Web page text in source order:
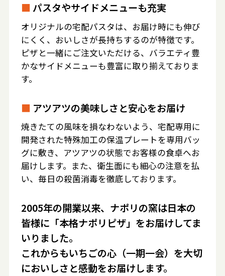
■ パスタやサイドメニューも充実
オリジナルの宅配パスタは、お届け時にも伸び
にくく、おいしさが長持ちするのが特徴です。
ピザと一緒にご注文いただける、バラエティ豊
かなサイドメニューも豊富に取り揃えておりま
す。
■ アツアツの美味しさと安心をお届け
焼きたての風味を損なわないよう、宅配専用に
開発された特殊加工の保温プレートを専用バッ
グに敷き、アツアツの状態でお客様の食卓へお
届けします。また、衛生面にも細心の注意を払
い、毎日の殺菌消毒を徹底しております。
2005年の開業以来、ナポリの窯は日本の
皆様に「本格ナポリピザ」をお届けしてま
いりました。
これからもいちごの心（一期一会）を大切
においしさと感動をお届けします。